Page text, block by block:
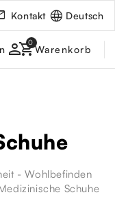
Kontakt Deutsch
person
- Wohlbefinden
Schuhe